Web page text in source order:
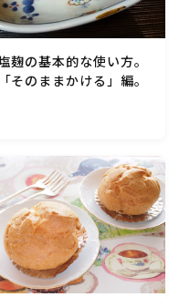
マス・雛祭り・子
麹の基本的な使い方。
「そのままかける」編。